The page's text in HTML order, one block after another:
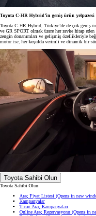
Toyota C-HR Hybrid’in geniş ürün yelpazesi
Toyota C-HR Hybrid, Türkiye’de de çok geniş
ve GR SPORT olmak üzere her zevke hitap
zengin donanımları ve gelişmiş özellikleriyle
motor ise, her koşulda verimli ve dinamik bir
Toyota Sahibi Olun
Toyota Sahibi Olun
Araç Fiyat Listesi (Opens in new
Kampanyalar
Ticari Araç Kampanyaları
Online Araç Rezervasyonu (Opens in